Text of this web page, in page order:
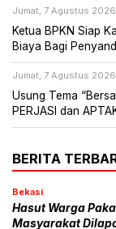
Jumat, 7 Agustus
Ketua BPKN Siap
Biaya Bagi
Jumat, 7 Agustus
Usung Tema
PERJASI dan
BERITA
Bekasi
Hasut Warga
Masyarakat